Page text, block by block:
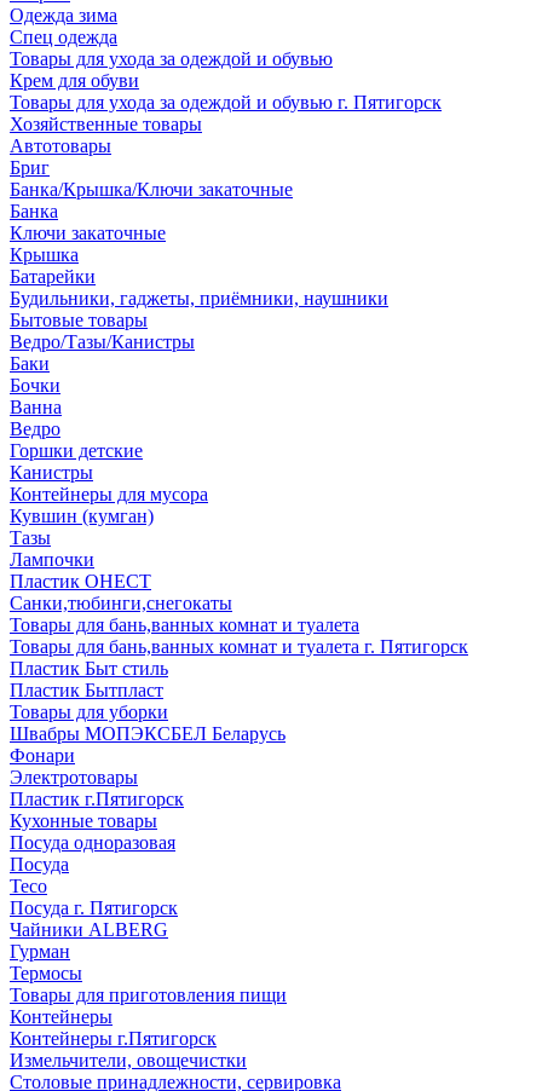
Одежда зима
Спец одежда
Товары для ухода за одеждой и обувью
Крем для обуви
Товары для ухода за одеждой и обувью г. Пятигорск
Хозяйственные товары
Автотовары
Бриг
Банка/Крышка/Ключи закаточные
Банка
Ключи закаточные
Крышка
Батарейки
Будильники, гаджеты, приёмники, наушники
Бытовые товары
Ведро/Тазы/Канистры
Баки
Бочки
Ванна
Ведро
Горшки детские
Канистры
Контейнеры для мусора
Кувшин (кумган)
Тазы
Лампочки
Пластик ОНЕСТ
Санки,тюбинги,снегокаты
Товары для бань,ванных комнат и туалета
Товары для бань,ванных комнат и туалета г. Пятигорск
Пластик Быт стиль
Пластик Бытпласт
Товары для уборки
Швабры МОПЭКСБЕЛ Беларусь
Фонари
Электротовары
Пластик г.Пятигорск
Кухонные товары
Посуда одноразовая
Посуда
Teco
Посуда г. Пятигорск
Чайники ALBERG
Гурман
Термосы
Товары для приготовления пищи
Контейнеры
Контейнеры г.Пятигорск
Измельчители, овощечистки
Столовые принадлежности, сервировка